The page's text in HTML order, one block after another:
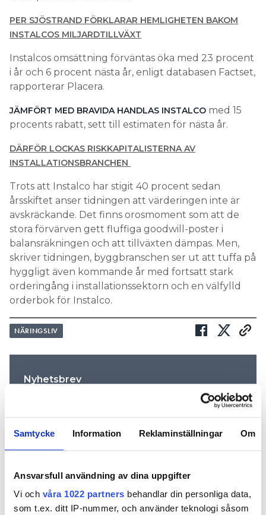
Samtycke Information Reklaminställningar Om
Ansvarsfull användning av dina uppgifter
Vi och våra 1022 partners behandlar din personliga data,
som t.ex. ditt IP-nummer, och använder teknologi såsom
PER SJÖSTRAND FÖRKLARAR HEMLIGHETEN BAKOM
INSTALCOS MILJARDTILLVÄXT
Instalcos omsättning förväntas öka med 23 procent
i år och 6 procent nästa år, enligt databasen Factset,
rapporterar Placera.
JÄMFÖRT MED BRAVIDA HANDLAS INSTALCO med 15
procents rabatt, sett till estimaten för nästa år.
DÄRFÖR LOCKAS RISKKAPITALISTERNA AV
INSTALLATIONSBRANCHEN
Trots att Instalco har stigit 40 procent sedan
årsskiftet anser tidningen att värderingen inte är
avskräckande. Det finns orosmoment som att de
stora förvärven gett fluffiga goodwill-poster i
balansräkningen och att tillväxten dämpas. Men,
skriver tidningen, byggbranschen ser ut att tuffa på
hyggligt även kommande år med fortsatt stark
orderingång i installationssektorn och en välfylld
orderbok för Instalco.
NÄRINGSLIV
Nyhetsbrev
Prenumerera på vårt nyhetsbrev och få nyheter, tips